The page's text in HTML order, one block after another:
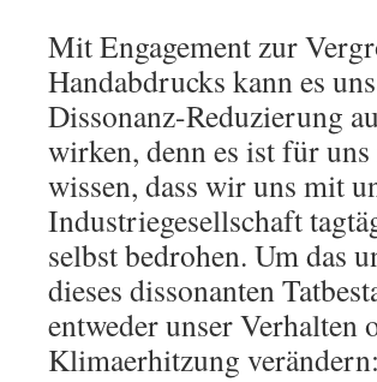
Mit Engagement zur
Handabdrucks kann es
Dissonanz-Reduzierung
wirken, denn es ist für
wissen, dass wir uns mit
Industriegesellschaft
selbst bedrohen. Um das
dieses dissonanten
entweder unser Verhalten
Klimaerhitzung verändern: